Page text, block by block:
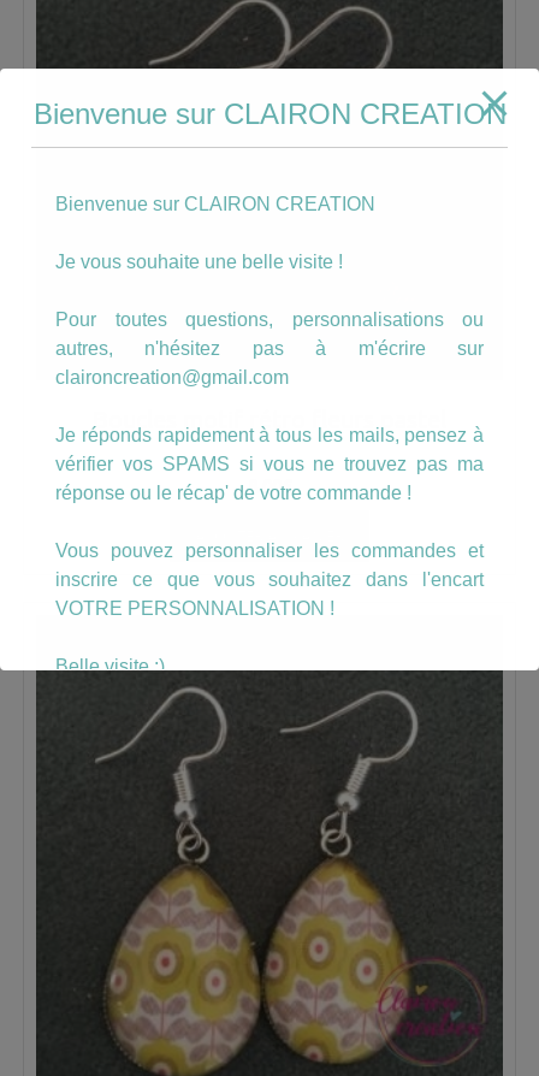
Boucles motif rétro fleurs pastel
8.00€
Bienvenue sur CLAIRON CREATION
Bienvenue sur CLAIRON CREATION
Je vous souhaite une belle visite !
Pour toutes questions, personnalisations ou
autres, n'hésitez pas à m'écrire sur
claironcreation@gmail.com
Je réponds rapidement à tous les mails, pensez à
vérifier vos SPAMS si vous ne trouvez pas ma
réponse ou le récap' de votre commande !
Vous pouvez personnaliser les commandes et
inscrire ce que vous souhaitez dans l'encart
VOTRE PERSONNALISATION !
Belle visite :)